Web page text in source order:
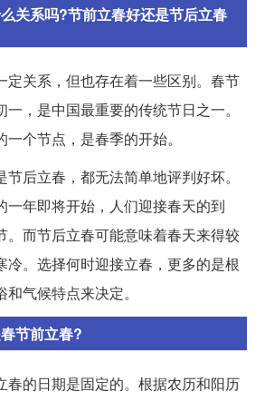
关系吗?节前立春好还是节后立春
定关系，但也存在着一些区别。春节
，是中国最重要的传统节日之一。
个节点，是春季的开始。
后立春，都无法简单地评判好坏。
一年即将开始，人们迎接春天的到
。而节后立春可能意味着春天来得较
冷。选择何时迎接立春，更多的是根
气候特点来决定。
节前立春?
春的日期是固定的。根据农历和阳历